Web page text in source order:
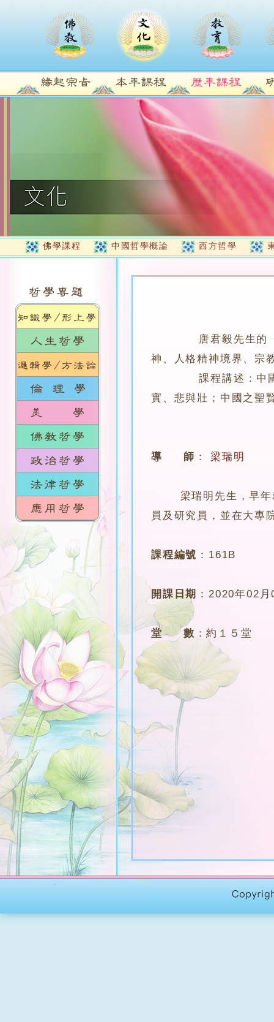
佛學課程 中國哲學概論 西方哲學
唐君毅先生的《
神、人格精神境界、宗
課程講述：中國的人
實、悲與壯；中國之聖
導 師 ： 梁瑞明
梁瑞明先生，早年就
員及研究員，並在大專
課程編號 ： 161B
開課日期 ：2020年02月
堂 數 ：約１５堂